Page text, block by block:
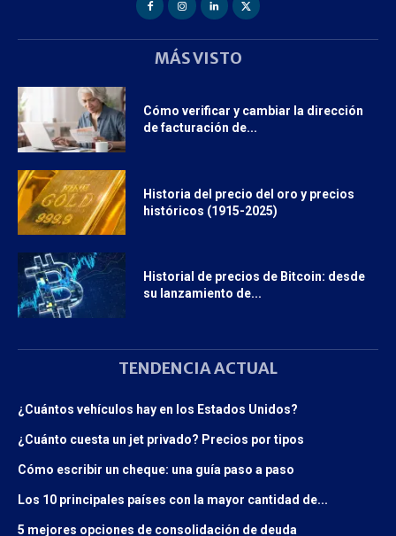
MÁS VISTO
Cómo verificar y cambiar la dirección
de facturación de...
Historia del precio del oro y precios
históricos (1915-2025)
Historial de precios de Bitcoin: desde
su lanzamiento de...
TENDENCIA ACTUAL
¿Cuántos vehículos hay en los Estados Unidos?
¿Cuánto cuesta un jet privado? Precios por tipos
Cómo escribir un cheque: una guía paso a paso
Los 10 principales países con la mayor cantidad de...
5 mejores opciones de consolidación de deuda